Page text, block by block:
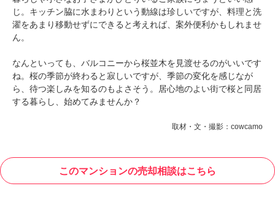
じ。キッチン脇に水まわりという動線は珍しいですが、料理と洗
濯をあまり移動せずにできると考えれば、案外便利かもしれませ
ん。
なんといっても、バルコニーから桜並木を見渡せるのがいいです
ね。桜の季節が終わると寂しいですが、季節の変化を感じなが
ら、待つ楽しみを知るのもよさそう。居心地のよい街で桜と同居
する暮らし、始めてみませんか？
取材・文・撮影：cowcamo
このマンションの売却相談はこちら